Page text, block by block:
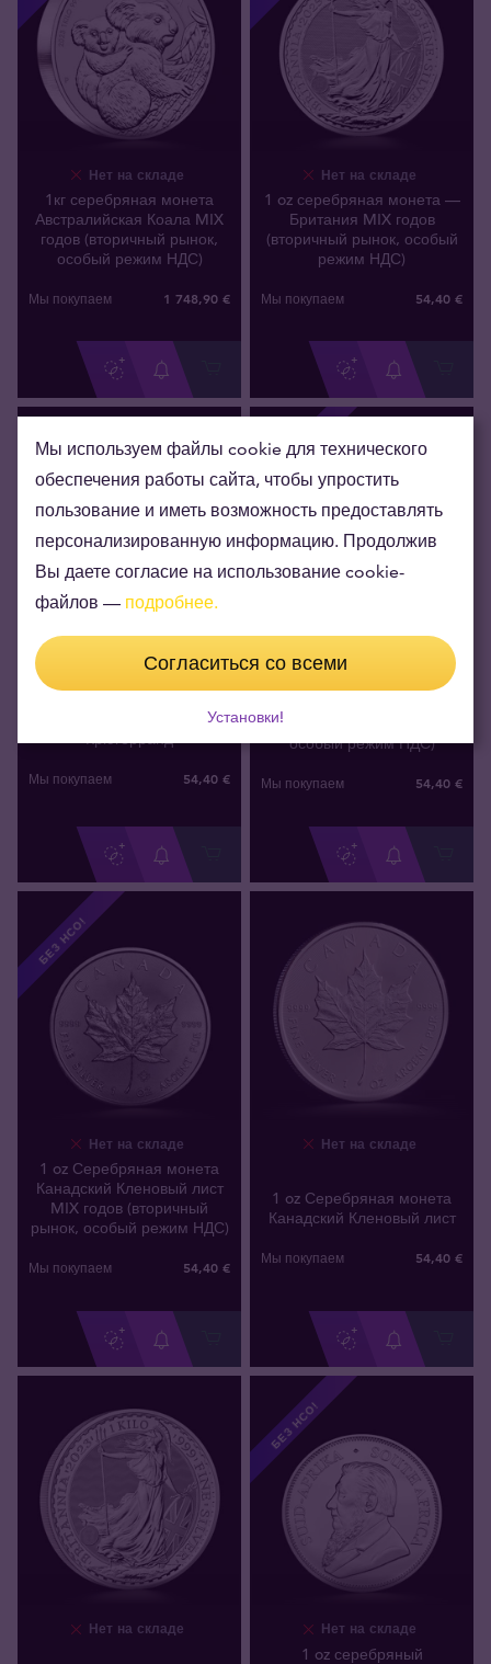
Нет на складе
1кг серебряная монета
Австралийская Коала MIX
годов (вторичный рынок,
особый режим НДС)
Мы покупаем 1 748,90 €
Нет на складе
1 oz серебряная монета —
Британия MIX годов
(вторичный рынок, особый
режим НДС)
Мы покупаем 54,40 €
Нет на складе
Крюгерранд
Мы покупаем 54,40 €
БЕЗ НСО!
Нет на складе
1 oz Серебряная монета
годов (вторичный рынок,
особый режим НДС)
Мы покупаем 54,40 €
БЕЗ НСО!
Нет на складе
1 oz Серебряная монета
Канадский Кленовый лист
MIX годов (вторичный
рынок, особый режим НДС)
Мы покупаем 54,40 €
Нет на складе
1 oz Серебряная монета
Канадский Кленовый лист
Мы покупаем 54,40 €
Нет на складе
БЕЗ НСО!
Нет на складе
1 oz серебряный
Мы используем файлы cookie для технического
обеспечения работы сайта, чтобы упростить
пользование и иметь возможность предоставлять
персонализированную информацию. Продолжив
Вы даете согласие на использование cookie-
файлов — подробнее.
Согласиться со всеми
Установки!